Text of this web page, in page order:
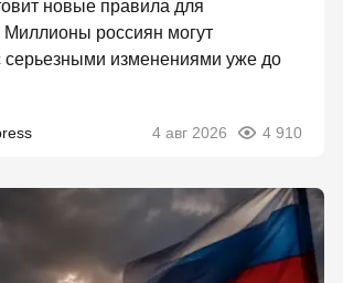
новые правила для
Миллионы россиян могут
серьезными изменениями уже до
4 авг 2026 4 910